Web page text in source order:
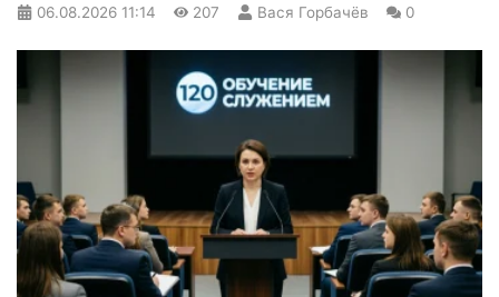
06.08.2026 11:14 207 Вася Горбачёв 0